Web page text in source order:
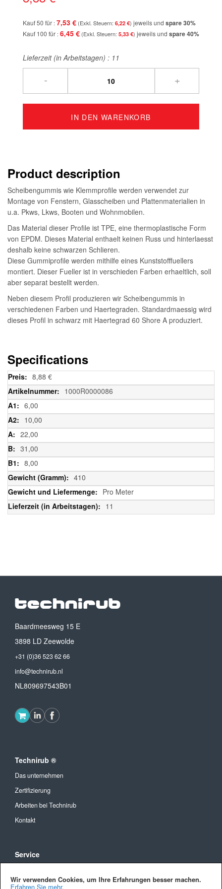
Wir verwenden Cookies, um Ihre Erfahrungen besser machen.
Erfahren Sie mehr.
Kauf 50 für 7,53 € 6,22 € jeweils und spare30%
Kauf 100 für 6,45 € 5,33 € jeweils und spare40%
Lieferzeit (in Arbeitstagen) : 11
- +
IN DEN WARENKORB
Product description
Scheibengummis wie Klemmprofile werden verwendet zur
Montage von Fenstern, Glasscheiben und Plattenmaterialien in
u.a. Pkws, Lkws, Booten und Wohnmobilen.
Das Material dieser Profile ist TPE, eine thermoplastische Form
von EPDM. Dieses Material enthaelt keinen Russ und hinterlaesst
deshalb keine schwarzen Schlieren.
Diese Gummiprofile werden mithilfe eines Kunststofffuellers
montiert. Dieser Fueller ist in verschieden Farben erhaeltlich, soll
aber separat bestellt werden.
Neben diesem Profil produzieren wir Scheibengummis in
verschiedenen Farben und Haertegraden. Standardmaessig wird
dieses Profil in schwarz mit Haertegrad 60 Shore A produziert.
Specifications
Weitere
Informationen
8,88 €
1000R0000086
6,00
10,00
22,00
31,00
8,00
410
Pro Meter
11
Baardmeesweg 15 E
3898 LD Zeewolde
+31 (0)36 523 62 66
info@technirub.nl
NL809697543B01
Technirub ®
Das unternehmen
Zertifizierung
Arbeiten bei Technirub
Kontakt
Service
Versandkosten und Lieferung